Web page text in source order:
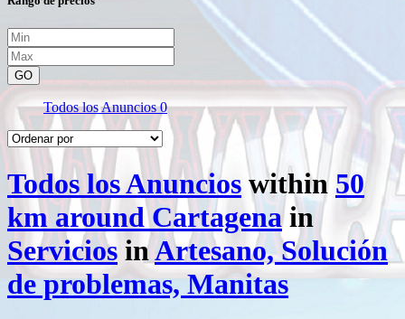
GO
Todos los Anuncios0
Todos los Anuncios within50
km around Cartagenain
Servicios inArtesano, Solución
de problemas, Manitas